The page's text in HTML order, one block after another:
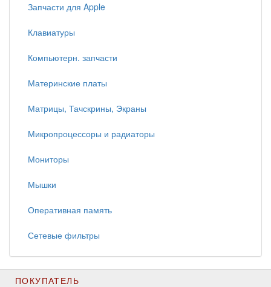
Запчасти для Apple
Клавиатуры
Компьютерн. запчасти
Материнские платы
Матрицы, Тачскрины, Экраны
Микропроцессоры и радиаторы
Мониторы
Мышки
Оперативная память
Сетевые фильтры
ПОКУПАТЕЛЬ